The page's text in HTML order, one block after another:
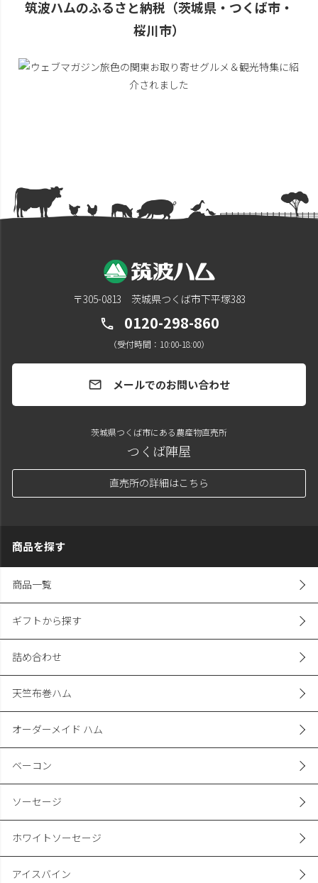
筑波ハムのふるさと納税（茨城県・つくば市・
桜川市）
〒305-0813 茨城県つくば市下平塚383
call 0120-298-860
（受付時間：10:00-18:00）
mail メールでのお問い合わせ
茨城県つくば市にある農産物直売所
つくば陣屋
直売所の詳細はこちら
商品を探す
商品一覧
ギフトから探す
詰め合わせ
天竺布巻ハム
オーダーメイド ハム
ベーコン
ソーセージ
ホワイトソーセージ
アイスバイン